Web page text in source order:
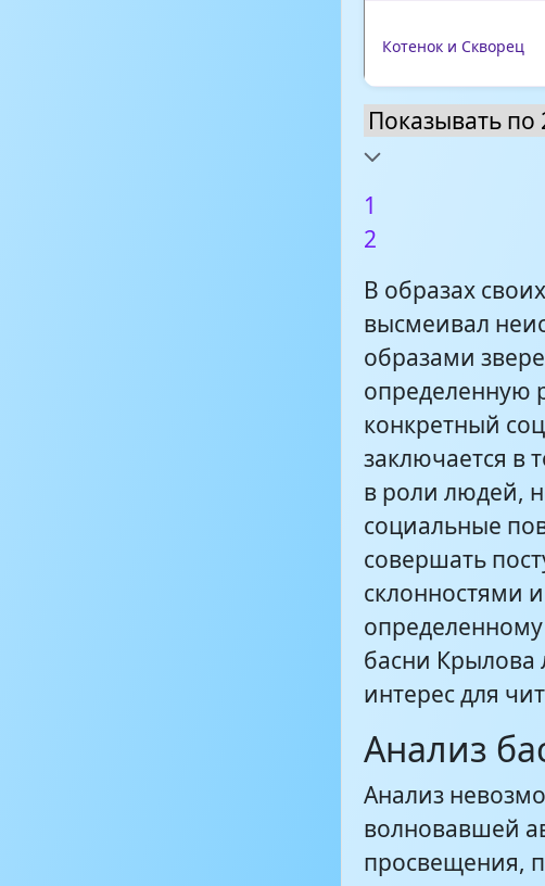
Котенок и Скворец
1
2
В образах
высмеивал
образами
определенную
конкретный
заключается в
в роли людей,
социальные
совершать
склонностями
басни Крылова
интерес для
Анализ
Анализ
волновавшей
просвещения,